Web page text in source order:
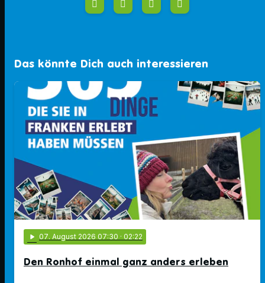
Das könnte Dich auch interessieren
play_arrow 07. August 2026 07:30 · 02:22
Den Ronhof einmal ganz anders erleben